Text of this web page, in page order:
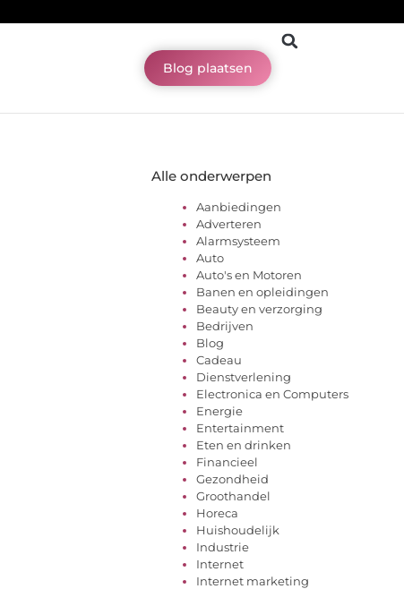
Blog plaatsen
Alle onderwerpen
Aanbiedingen
Adverteren
Alarmsysteem
Auto
Auto's en Motoren
Banen en opleidingen
Beauty en verzorging
Bedrijven
Blog
Cadeau
Dienstverlening
Electronica en Computers
Energie
Entertainment
Eten en drinken
Financieel
Gezondheid
Groothandel
Horeca
Huishoudelijk
Industrie
Internet
Internet marketing